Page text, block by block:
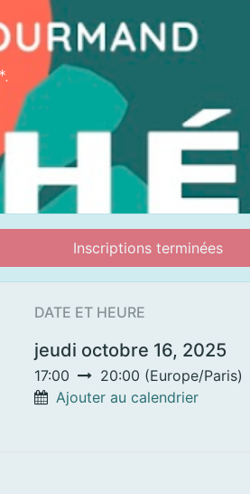
Inscriptions terminées
DATE ET HEURE
jeudi octobre 16, 2025
17:00 20:00 (Europe/Paris)
Ajouter au calendrier